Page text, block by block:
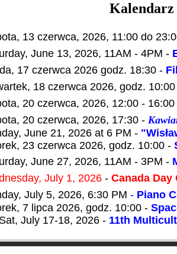
13 czerwca, 2026, 11:00 do
June 13, 2026, 11AM - 4PM -
17 czerwca 2026 godz. 18:30 -
18 czerwca 2026, godz.
20 czerwca, 2026, 12:00 -
20 czerwca, 2026, 17:30 -
June 21, 2026 at 6 PM -
23 czerwca 2026, godz. 10:00 -
June 27, 2026, 11AM - 3PM -
July 1, 2026 - Canada Day
July 5, 2026, 6:30 PM - Piano
7 lipca 2026, godz. 10:00 -
July 17-18, 2026 - 11th